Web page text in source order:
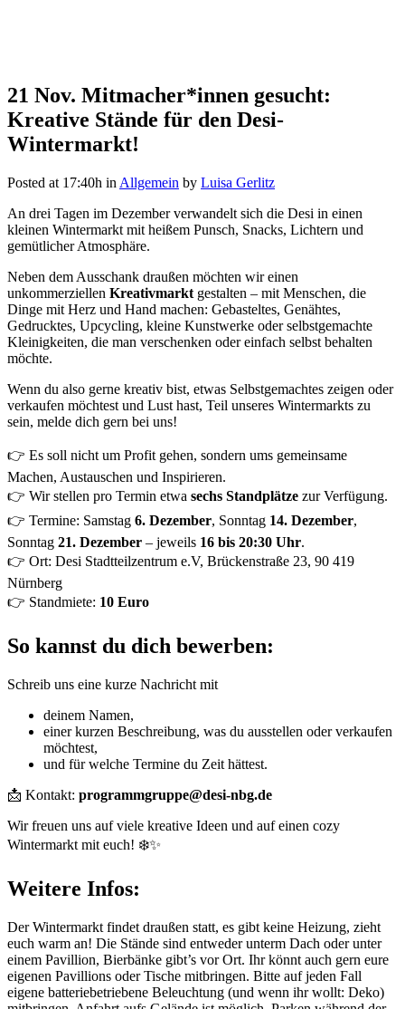
21 Nov. Mitmacher*innen gesucht:
Kreative Stände für den Desi-
Wintermarkt!
Posted at 17:40h in Allgemein by Luisa Gerlitz
An drei Tagen im Dezember verwandelt sich die Desi in einen
kleinen Wintermarkt mit heißem Punsch, Snacks, Lichtern und
gemütlicher Atmosphäre.
Neben dem Ausschank draußen möchten wir einen
unkommerziellen Kreativmarkt gestalten – mit Menschen, die
Dinge mit Herz und Hand machen: Gebasteltes, Genähtes,
Gedrucktes, Upcycling, kleine Kunstwerke oder selbstgemachte
Kleinigkeiten, die man verschenken oder einfach selbst behalten
möchte.
Wenn du also gerne kreativ bist, etwas Selbstgemachtes zeigen oder
verkaufen möchtest und Lust hast, Teil unseres Wintermarkts zu
sein, melde dich gern bei uns!
👉 Es soll nicht um Profit gehen, sondern ums gemeinsame
Machen, Austauschen und Inspirieren.
👉 Wir stellen pro Termin etwa sechs Standplätze zur Verfügung.
👉 Termine: Samstag 6. Dezember, Sonntag 14. Dezember,
Sonntag 21. Dezember – jeweils 16 bis 20:30 Uhr.
👉 Ort: Desi Stadtteilzentrum e.V, Brückenstraße 23, 90 419
Nürnberg
👉 Standmiete: 10 Euro
So kannst du dich bewerben:
Schreib uns eine kurze Nachricht mit
deinem Namen,
einer kurzen Beschreibung, was du ausstellen oder verkaufen
möchtest,
und für welche Termine du Zeit hättest.
📩 Kontakt: programmgruppe@desi-nbg.de
Wir freuen uns auf viele kreative Ideen und auf einen cozy
Wintermarkt mit euch! ❄️✨
Weitere Infos:
Der Wintermarkt findet draußen statt, es gibt keine Heizung, zieht
euch warm an! Die Stände sind entweder unterm Dach oder unter
einem Pavillion, Bierbänke gibt’s vor Ort. Ihr könnt auch gern eure
eigenen Pavillions oder Tische mitbringen. Bitte auf jeden Fall
eigene batteriebetriebene Beleuchtung (und wenn ihr wollt: Deko)